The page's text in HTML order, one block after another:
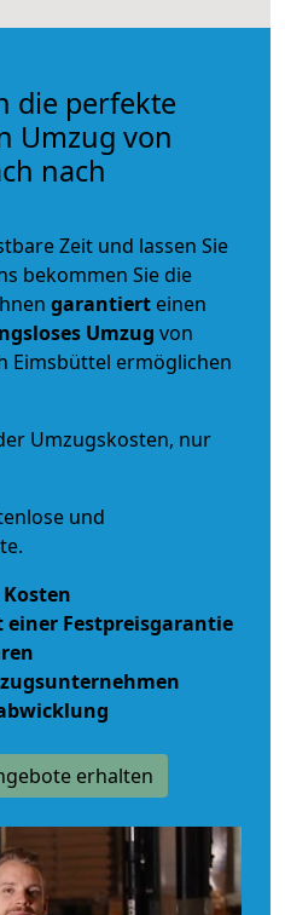
die perfekte
Umzug von
nach
Zeit und lassen Sie
bekommen Sie die
garantiert einen
Umzug von
Eimsbüttel ermöglichen
Umzugskosten, nur
und
Festpreisgarantie
erhalten